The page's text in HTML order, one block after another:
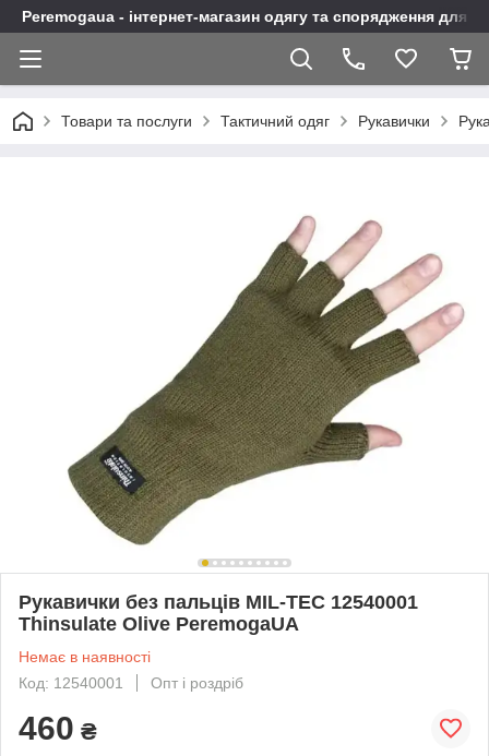
Peremogaua - інтернет-магазин одягу та спорядження для
Товари та послуги Тактичний одяг Рукавички
Рукавички без пальців MIL-TEC 12540001
Thinsulate Olive PeremogaUA
Немає в наявності
Код: 12540001
Опт і роздріб
460 ₴